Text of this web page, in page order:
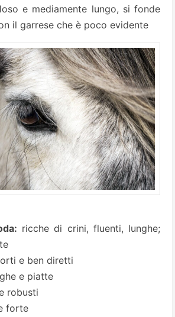
e mediamente lungo, si fonde
il garrese che è poco evidente
ricche di crini, fluenti, lunghe;
e ben diretti
e piatte
robusti
forte